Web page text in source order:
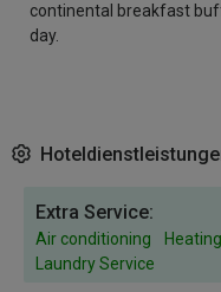
continental breakfast
day.
Extra Service:
Air conditioning
Laundry Service